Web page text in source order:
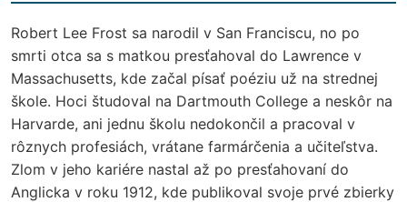
Robert Lee Frost sa narodil v San Franciscu, no po
smrti otca sa s matkou presťahoval do Lawrence v
Massachusetts, kde začal písať poéziu už na strednej
škole. Hoci študoval na Dartmouth College a neskôr na
Harvarde, ani jednu školu nedokončil a pracoval v
rôznych profesiách, vrátane farmárčenia a učiteľstva.
Zlom v jeho kariére nastal až po presťahovaní do
Anglicka v roku 1912, kde publikoval svoje prvé zbierky